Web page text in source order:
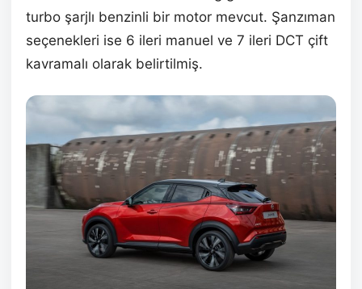
turbo şarjlı benzinli bir motor mevcut. Şanzıman
seçenekleri ise 6 ileri manuel ve 7 ileri DCT çift
kavramalı olarak belirtilmiş.